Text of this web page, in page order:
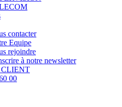
contacter
Equipe
rejoindre
à notre newsletter
CLIENT
00